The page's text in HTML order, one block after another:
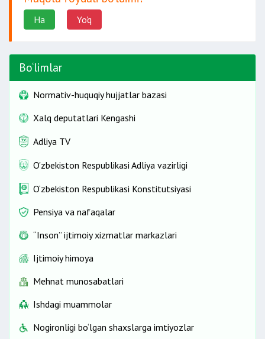
Ha Yo'q
Bo‘limlar
Normativ-huquqiy hujjatlar bazasi
Xalq deputatlari Kengashi
Adliya TV
O'zbekiston Respublikasi Adliya vazirligi
O‘zbekiston Respublikasi Konstitutsiyasi
Pensiya va nafaqalar
“Inson” ijtimoiy xizmatlar markazlari
Ijtimoiy himoya
Mehnat munosabatlari
Ishdagi muammolar
Nogironligi bo‘lgan shaxslarga imtiyozlar